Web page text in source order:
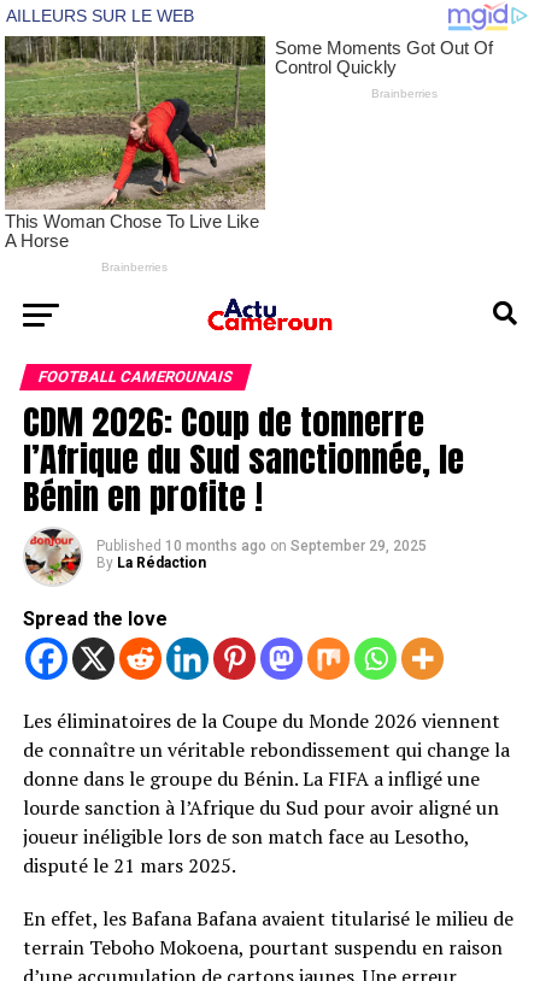
FOOTBALL CAMEROUNAIS
CDM 2026: Coup de tonnerre
l’Afrique du Sud sanctionnée, le
Bénin en profite !
Published 10 months ago on September 29, 2025
By La Rédaction
Spread the love
Les éliminatoires de la Coupe du Monde 2026 viennent
de connaître un véritable rebondissement qui change la
donne dans le groupe du Bénin. La FIFA a infligé une
lourde sanction à l’Afrique du Sud pour avoir aligné un
joueur inéligible lors de son match face au Lesotho,
disputé le 21 mars 2025.
En effet, les Bafana Bafana avaient titularisé le milieu de
terrain Teboho Mokoena, pourtant suspendu en raison